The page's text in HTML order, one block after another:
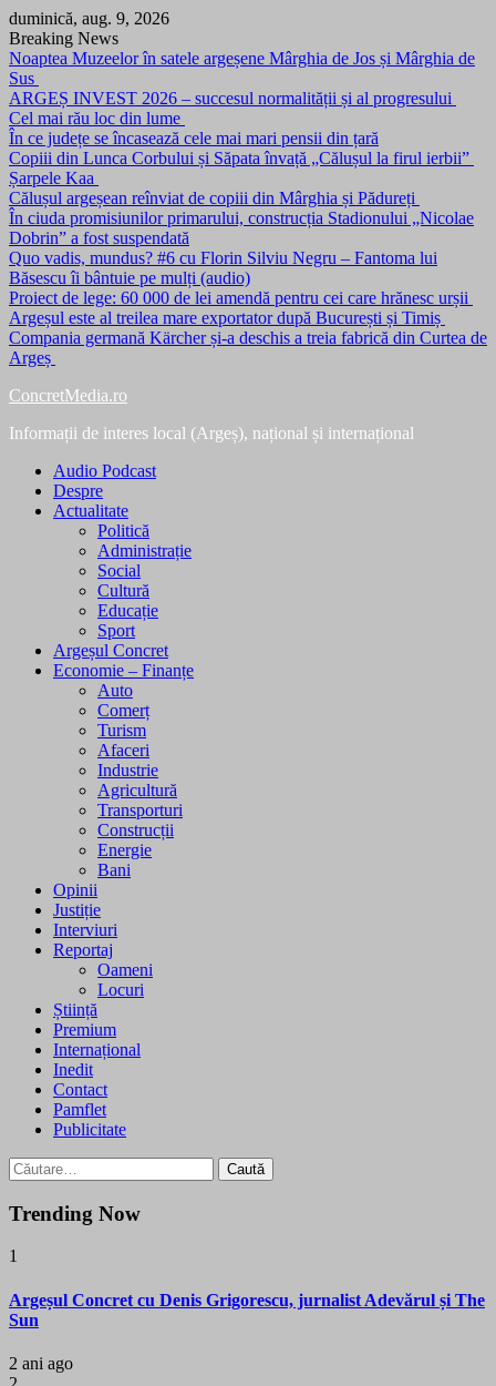
Skip
to
content
duminică, aug. 9, 2026
Breaking News
Noaptea Muzeelor în satele argeșene Mârghia de Jos și Mârghia de
Sus
ARGEȘ INVEST 2026 – succesul normalității și al progresului
Cel mai rău loc din lume
În ce județe se încasează cele mai mari pensii din țară
Copiii din Lunca Corbului și Săpata învață „Călușul la firul ierbii”
Șarpele Kaa
Călușul argeșean reînviat de copiii din Mârghia și Pădureți
În ciuda promisiunilor primarului, construcția Stadionului „Nicolae
Dobrin” a fost suspendată
Quo vadis, mundus? #6 cu Florin Silviu Negru – Fantoma lui
Băsescu îi bântuie pe mulți (audio)
Proiect de lege: 60 000 de lei amendă pentru cei care hrănesc urșii
Argeșul este al treilea mare exportator după București și Timiș
Compania germană Kärcher și-a deschis a treia fabrică din Curtea de
Argeș
ConcretMedia.ro
Informații de interes local (Argeș), național și internațional
Audio Podcast
Despre
Actualitate
Politică
Administrație
Social
Cultură
Educație
Sport
Argeșul Concret
Economie – Finanțe
Auto
Comerț
Turism
Afaceri
Industrie
Agricultură
Transporturi
Construcții
Energie
Bani
Opinii
Justiție
Interviuri
Reportaj
Oameni
Locuri
Știință
Premium
Internațional
Inedit
Contact
Pamflet
Publicitate
Caută
după:
Trending Now
1
Argeșul Concret cu Denis Grigorescu, jurnalist Adevărul și The
Sun
2 ani ago